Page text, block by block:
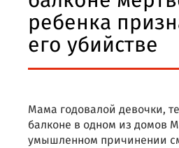
ребенка
его убийстве
Мама годовалой девочки,
балконе в одном из домов
умышленном причинении